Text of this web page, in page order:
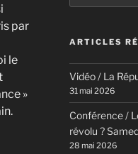
par
le
»
ARTICLES
Vidéo / La
31 mai 2026
Conférence /
révolu ?
28 mai 2026